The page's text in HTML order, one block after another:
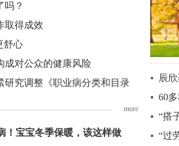
吗？
取得成效
舒心
成对公众的健康风险
研究调整《职业病分类和目录
more
！宝宝冬季保暖，该这样做
辰
60
“搭
“过